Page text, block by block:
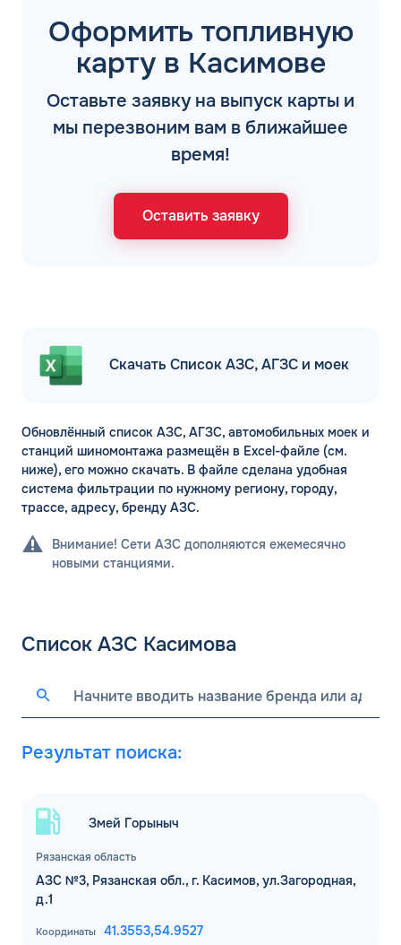
Оформить топливную
карту в Касимове
Оставьте заявку на выпуск карты и
мы перезвоним вам в ближайшее
время!
Оставить заявку
Скачать Список АЗС, АГЗС и моек
Обновлённый список АЗС, АГЗС, автомобильных моек и
станций шиномонтажа размещён в Excel-файле (см.
ниже), его можно скачать. В файле сделана удобная
система фильтрации по нужному региону, городу,
трассе, адресу, бренду АЗС.
Внимание! Сети АЗС дополняются ежемесячно
новыми станциями.
Список АЗС Касимова
Результат поиска:
Рязанская область
Змей Горыныч
АЗС №3, Рязанская обл., г. Касимов, ул.Загородная,
д.1
Координаты 41.3553,54.9527